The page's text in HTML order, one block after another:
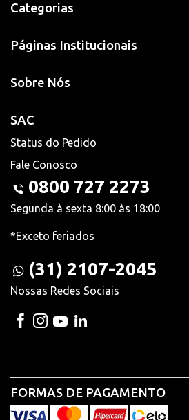
Categorias
Páginas Institucionais
Sobre Nós
SAC
Status do Pedido
Fale Conosco
0800 727 2273
Segunda à sexta 8:00 às 18:00
*Exceto feriados
(31) 2107-2045
Nossas Redes Sociais
FORMAS DE PAGAMENTO